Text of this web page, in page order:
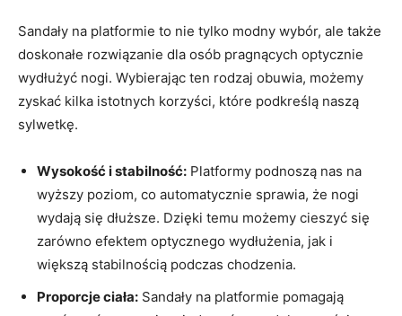
Sandały na platformie to nie tylko modny wybór, ale także
doskonałe rozwiązanie dla osób pragnących optycznie
wydłużyć nogi. Wybierając ten rodzaj obuwia, możemy
zyskać kilka istotnych korzyści, które podkreślą naszą
sylwetkę.
Wysokość i stabilność: Platformy podnoszą nas na
wyższy poziom, co automatycznie sprawia, że nogi
wydają się dłuższe. Dzięki temu możemy cieszyć się
zarówno efektem optycznego wydłużenia, jak i
większą stabilnością podczas chodzenia.
Proporcje ciała: Sandały na platformie pomagają